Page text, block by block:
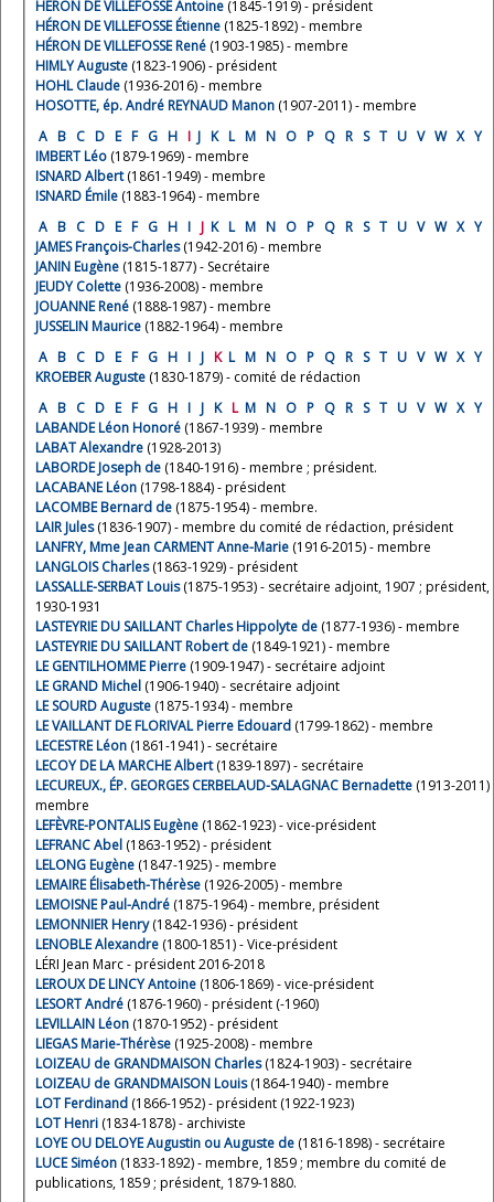
HÉRON DE VILLEFOSSE Antoine (1845-1919) - président
HÉRON DE VILLEFOSSE Étienne (1825-1892) - membre
HÉRON DE VILLEFOSSE René (1903-1985) - membre
HIMLY Auguste (1823-1906) - président
HOHL Claude (1936-2016) - membre
HOSOTTE, ép. André REYNAUD Manon (1907-2011) - membre
A B C D E F G H I J K L M N O P Q R S T U V W X Y
IMBERT Léo (1879-1969) - membre
ISNARD Albert(1861-1949) - membre
ISNARD Émile (1883-1964) - membre
A B C D E F G H I J K L M N O P Q R S T U V W X Y
JAMES François-Charles(1942-2016) - membre
JANIN Eugène (1815-1877) - Secrétaire
JEUDY Colette (1936-2008) - membre
JOUANNE René (1888-1987) - membre
JUSSELIN Maurice (1882-1964) - membre
A B C D E F G H I J K L M N O P Q R S T U V W X Y
KROEBER Auguste (1830-1879) - comité de rédaction
A B C D E F G H I J K L M N O P Q R S T U V W X Y
LABANDE Léon Honoré (1867-1939) - membre
LABAT Alexandre (1928-2013)
LABORDE Joseph de (1840-1916) - membre ; président.
LACABANE Léon (1798-1884) - président
LACOMBE Bernard de (1875-1954) - membre.
LAIR Jules(1836-1907) - membre du comité de rédaction, président
LANFRY, Mme Jean CARMENT Anne-Marie (1916-2015) - membre
LANGLOIS Charles(1863-1929) - président
LASSALLE-SERBAT Louis(1875-1953) - secrétaire adjoint, 1907 ; président,
1930-1931
LASTEYRIE DU SAILLANT Charles Hippolyte de (1877-1936) - membre
LASTEYRIE DU SAILLANT Robert de (1849-1921) - membre
LE GENTILHOMME Pierre (1909-1947) - secrétaire adjoint
LE GRAND Michel (1906-1940) - secrétaire adjoint
LE SOURD Auguste (1875-1934) - membre
LE VAILLANT DE FLORIVAL Pierre Edouard (1799-1862) - membre
LECESTRE Léon (1861-1941) - secrétaire
LECOY DE LA MARCHE Albert(1839-1897) - secrétaire
LECUREUX., ÉP. GEORGES CERBELAUD-SALAGNAC Bernadette (1913-2011)
membre
LEFÈVRE-PONTALIS Eugène (1862-1923) - vice-président
LEFRANC Abel (1863-1952) - président
LELONG Eugène (1847-1925) - membre
LEMAIRE Élisabeth-Thérèse (1926-2005) - membre
LEMOISNE Paul-André (1875-1964) - membre, président
LEMONNIER Henry(1842-1936) - président
LENOBLE Alexandre (1800-1851) - Vice-président
LÉRI Jean Marc - président 2016-2018
LEROUX DE LINCY Antoine (1806-1869) - vice-président
LESORT André (1876-1960) - président (-1960)
LEVILLAIN Léon (1870-1952) - président
LIEGAS Marie-Thérèse (1925-2008) - membre
LOIZEAU de GRANDMAISON Charles(1824-1903) - secrétaire
LOIZEAU de GRANDMAISON Louis(1864-1940) - membre
LOT Ferdinand (1866-1952) - président (1922-1923)
LOT Henri (1834-1878) - archiviste
LOYE OU DELOYE Augustin ou Auguste de (1816-1898) - secrétaire
LUCE Siméon (1833-1892) - membre, 1859 ; membre du comité de
publications, 1859 ; président, 1879-1880.